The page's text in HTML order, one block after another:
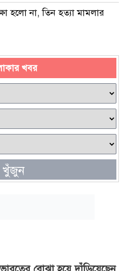
হলো না, তিন হত্যা মামলার
খবর
খুঁজুন